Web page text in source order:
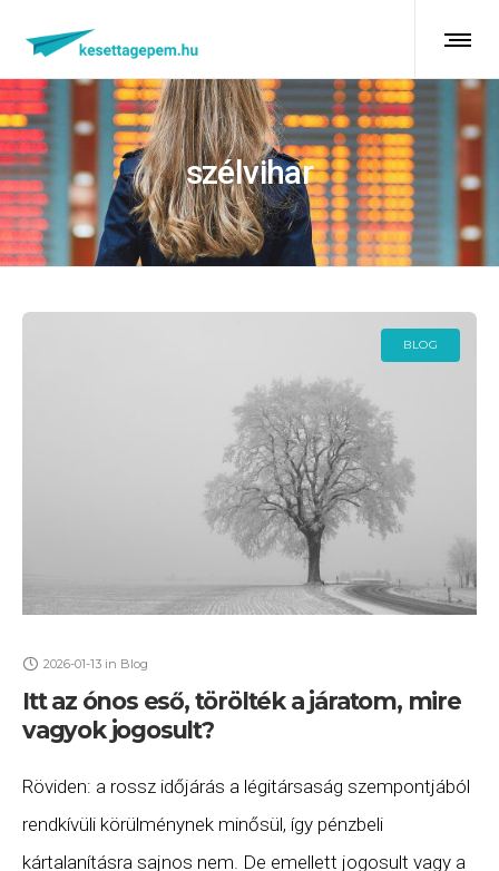
szélvihar
BLOG
2026-01-13 in Blog
Itt az ónos eső, törölték a járatom, mire
vagyok jogosult?
Röviden: a rossz időjárás a légitársaság szempontjából
rendkívüli körülménynek minősül, így pénzbeli
kártalanításra sajnos nem. De emellett jogosult vagy a